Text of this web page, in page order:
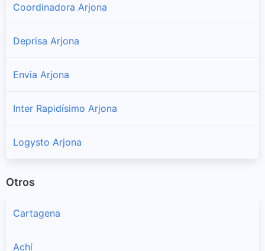
Coordinadora Arjona
Deprisa Arjona
Envia Arjona
Inter Rapidísimo Arjona
Logysto Arjona
Otros
Cartagena
Achí